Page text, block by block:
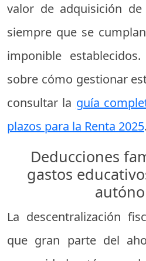
valor de adquisición
siempre que se
imponible
sobre cómo gestionar
consultar la guía
plazos para la Renta 2025.
Deducciones
gastos
La descentralización
que gran parte del